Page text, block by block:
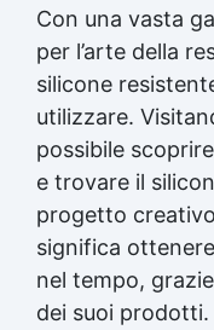
Con una vasta
per l’arte della
silicone
utilizzare.
possibile
e trovare il
progetto
significa
nel tempo,
dei suoi prodotti.